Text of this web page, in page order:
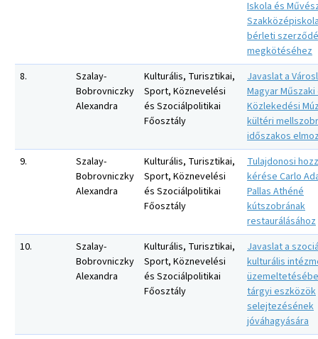
Iskola és
bérleti
megkötéséhez
8.
Szalay-
Bobrovniczky
Alexandra
Kulturális, Turisztikai,
Sport, Köznevelési
és Szociálpolitikai
Főosztály
Javaslat a
Magyar Műszaki
Közlekedési
kültéri
időszakos
9.
Szalay-
Bobrovniczky
Alexandra
Kulturális, Turisztikai,
Sport, Köznevelési
és Szociálpolitikai
Főosztály
Tulajdonosi
kérése Carlo
Pallas Athéné
kútszobrának
restaurálásához
10.
Szalay-
Bobrovniczky
Alexandra
Kulturális, Turisztikai,
Sport, Köznevelési
és Szociálpolitikai
Főosztály
Javaslat a
kulturális
tárgyi eszközök
selejtezésének
jóváhagyására